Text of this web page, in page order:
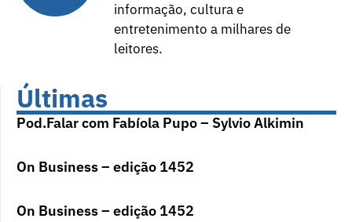
informação, cultura e
entretenimento a milhares de
leitores.
Últimas
Pod.Falar com Fabíola Pupo – Sylvio Alkimin
On Business – edição 1452
On Business – edição 1452